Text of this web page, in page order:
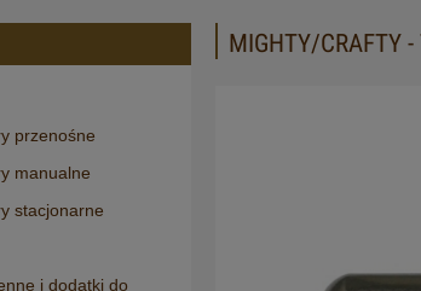
przenośne
manualne
stacjonarne
i dodatki do
MIGHTY/CRAFTY